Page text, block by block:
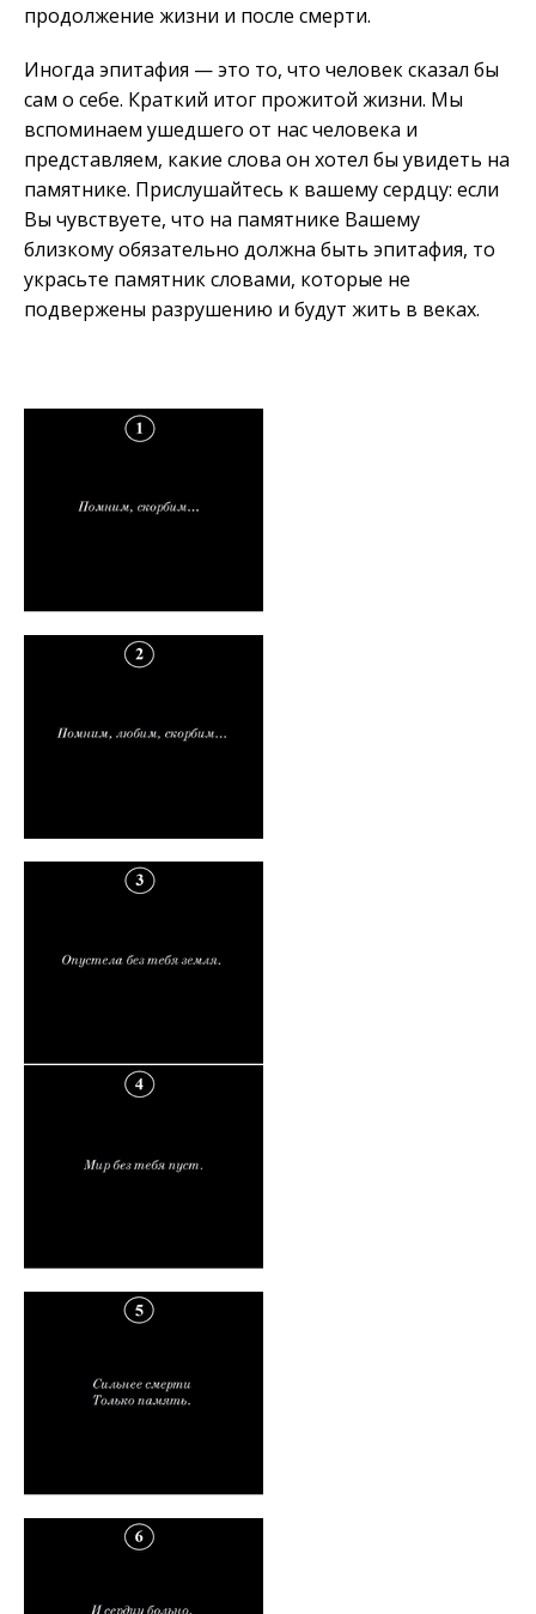
продолжение жизни и после смерти.
Иногда эпитафия — это то, что человек сказал бы
сам о себе. Краткий итог прожитой жизни. Мы
вспоминаем ушедшего от нас человека и
представляем, какие слова он хотел бы увидеть на
памятнике. Прислушайтесь к вашему сердцу: если
Вы чувствуете, что на памятнике Вашему
близкому обязательно должна быть эпитафия, то
украсьте памятник словами, которые не
подвержены разрушению и будут жить в веках.